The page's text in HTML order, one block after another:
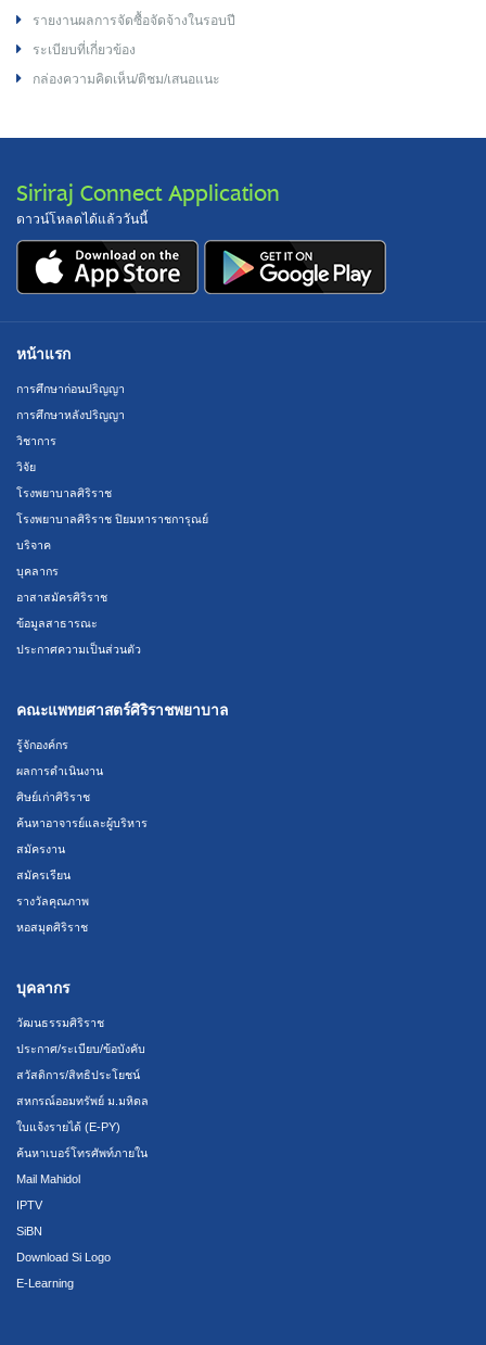
รายงานผลการจัดซื้อจัดจ้างในรอบปี
ระเบียบที่เกี่ยวข้อง
กล่องความคิดเห็น/ติชม/เสนอแนะ
Siriraj Connect Application
ดาวน์โหลดได้แล้ววันนี้
หน้าแรก
การศึกษาก่อนปริญญา
การศึกษาหลังปริญญา
วิชาการ
วิจัย
โรงพยาบาลศิริราช
โรงพยาบาลศิริราช ปิยมหาราชการุณย์
บริจาค
บุคลากร
อาสาสมัครศิริราช
ข้อมูลสาธารณะ
ประกาศความเป็นส่วนตัว
คณะแพทยศาสตร์ศิริราชพยาบาล
รู้จักองค์กร
ผลการดำเนินงาน
ศิษย์เก่าศิริราช
ค้นหาอาจารย์และผู้บริหาร
สมัครงาน
สมัครเรียน
รางวัลคุณภาพ
หอสมุดศิริราช
บุคลากร
วัฒนธรรมศิริราช
ประกาศ/ระเบียบ/ข้อบังคับ
สวัสดิการ/สิทธิประโยชน์
สหกรณ์ออมทรัพย์ ม.มหิดล
ใบแจ้งรายได้ (E-PY)
ค้นหาเบอร์โทรศัพท์ภายใน
Mail Mahidol
IPTV
SiBN
Download Si Logo
E-Learning